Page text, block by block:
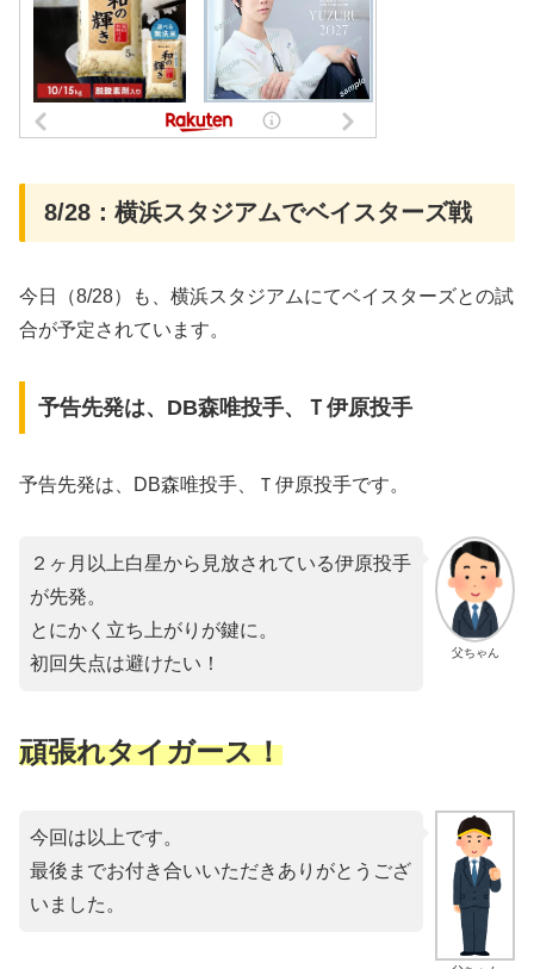
8/28：横浜スタジアムでベイスターズ戦
今日（8/28）も、横浜スタジアムにてベイスターズとの試
合が予定されています。
予告先発は、DB森唯投手、Ｔ伊原投手
予告先発は、DB森唯投手、Ｔ伊原投手です。
父ちゃん
２ヶ月以上白星から見放されている伊原投手
が先発。
とにかく立ち上がりが鍵に。
初回失点は避けたい！
頑張れタイガース！
今回は以上です。
最後までお付き合いいただきありがとうござ
いました。